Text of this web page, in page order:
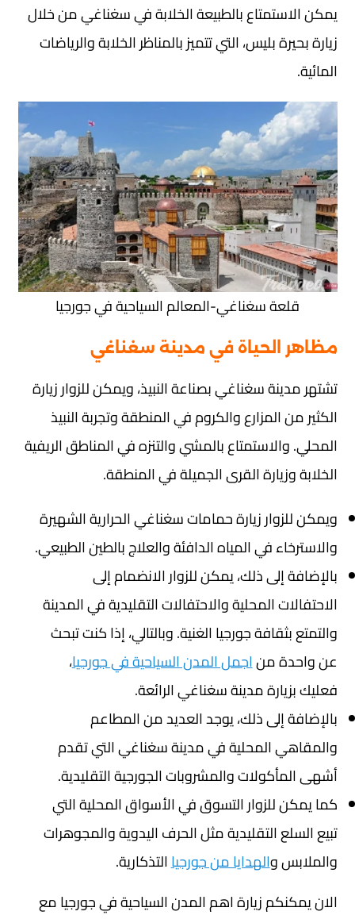
يمكن الاستمتاع بالطبيعة الخلابة في سغناغي من خلال
زيارة بحيرة بليس، التي تتميز بالمناظر الخلابة والرياضات
المائية.
قلعة سغناغي-المعالم السياحية في جورجيا
مظاهر الحياة في مدينة سغناغي
تشتهر مدينة سغناغي بصناعة النبيذ، ويمكن للزوار زيارة
الكثير من المزارع والكروم في المنطقة وتجربة النبيذ
المحلي. والاستمتاع بالمشي والتنزه في المناطق الريفية
الخلابة وزيارة القرى الجميلة في المنطقة.
ويمكن للزوار زيارة حمامات سغناغي الحرارية الشهيرة
والاسترخاء في المياه الدافئة والعلاج بالطين الطبيعي.
بالإضافة إلى ذلك، يمكن للزوار الانضمام إلى
الاحتفالات المحلية والاحتفالات التقليدية في المدينة
والتمتع بثقافة جورجيا الغنية. وبالتالي، إذا كنت تبحث
عن واحدة مناجمل المدن السياحية في جورجيا،
فعليك بزيارة مدينة سغناغي الرائعة.
بالإضافة إلى ذلك، يوجد العديد من المطاعم
والمقاهي المحلية في مدينة سغناغي التي تقدم
أشهى المأكولات والمشروبات الجورجية التقليدية.
كما يمكن للزوار التسوق في الأسواق المحلية التي
تبيع السلع التقليدية مثل الحرف اليدوية والمجوهرات
والملابس والهدايا من جورجياالتذكارية.
الان يمكنكم زيارة اهم المدن السياحية في جورجيا مع